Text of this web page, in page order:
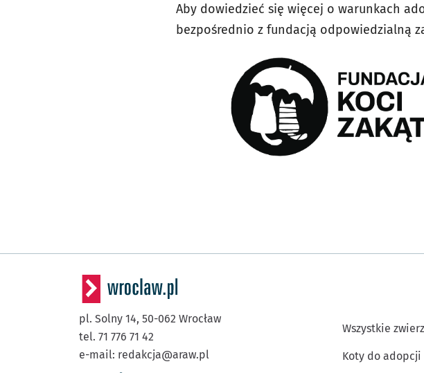
Aby dowiedzieć się więcej o warunkach
bezpośrednio z fundacją odpowiedzialną
pl. Solny 14, 50-062 Wrocław
tel. 71 776 71 42
e-mail: redakcja@araw.pl
Wszystkie
Koty do adopcji